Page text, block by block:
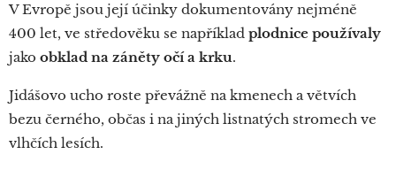
V Evropě jsou její účinky dokumentovány nejméně
400 let, ve středověku se například plodnice používaly
jako obklad na záněty očí a krku.
Jidášovo ucho roste převážně na kmenech a větvích
bezu černého, občas i na jiných listnatých stromech ve
vlhčích lesích.